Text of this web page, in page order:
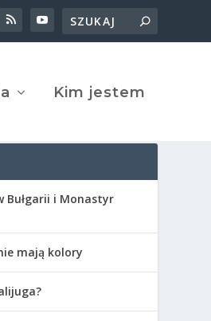
Kim jestem
Bułgarii i Monastyr
mają kolory